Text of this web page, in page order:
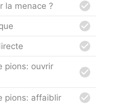
la menace ?
pions: ouvrir
pions: affaiblir